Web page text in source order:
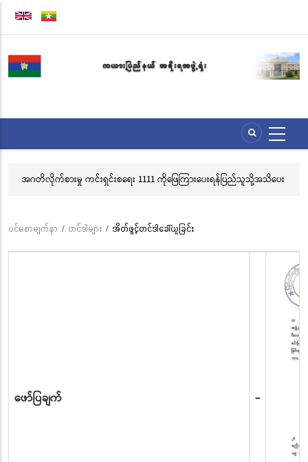
အဓိက
အကြောင်းအရာ
သွား
မည်
အဂတိလိုက်စားမှု ကင်းရှင်းစရေး 1111 ကိုဖြေကြားပေးရန်ပြည်သူသို့အသိပေး
Breadcrumb
ပင်မစာမျက်နှာ / တင်ဒါများ / အိတ်ဖွင့်တင်ဒါခေါ်ယူခြင်း
ဖော်ပြချက် -